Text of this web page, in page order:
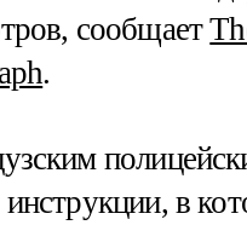
сообщает
.
в